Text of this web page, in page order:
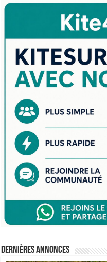
Dernières annonces